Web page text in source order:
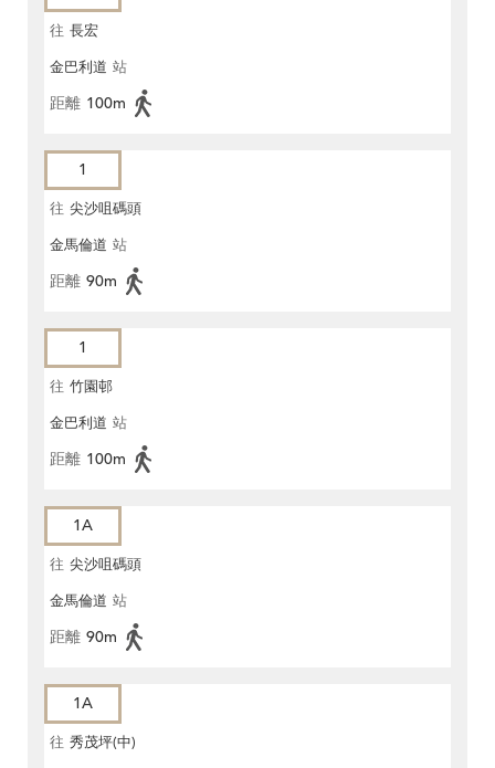
往 長宏
金巴利道 站
距離 100m
1
往 尖沙咀碼頭
金馬倫道 站
距離 90m
1
往 竹園邨
金巴利道 站
距離 100m
1A
往 尖沙咀碼頭
金馬倫道 站
距離 90m
1A
往 秀茂坪(中)